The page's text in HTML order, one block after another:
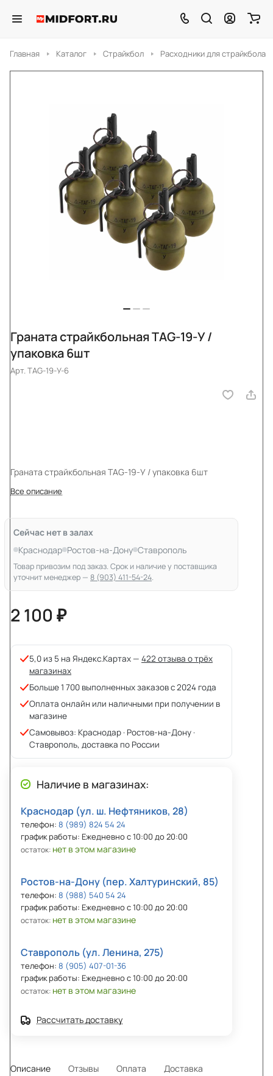
Главная Каталог Страйкбол Расходники для страйкбола
Граната страйкбольная TAG-19-У /
упаковка 6шт
Арт.TAG-19-У-6
Граната страйкбольная TAG-19-У / упаковка 6шт
Все описание
Сейчас нет в залах
Краснодар Ростов-на-Дону Ставрополь
Товар привозим под заказ. Срок и наличие у поставщика
уточнит менеджер — 8 (903) 411-54-24.
2 100 ₽
5,0 из 5 на Яндекс.Картах — 422 отзыва о трёх
магазинах
Больше 1 700 выполненных заказов с 2024 года
Оплата онлайн или наличными при получении в
магазине
Самовывоз: Краснодар · Ростов-на-Дону ·
Ставрополь, доставка по России
Наличие в магазинах:
Краснодар (ул. ш. Нефтяников, 28)
телефон: 8 (989) 824 54 24
график работы: Ежедневно с 10:00 до 20:00
остаток: нет в этом магазине
Ростов-на-Дону (пер. Халтуринский, 85)
телефон: 8 (988) 540 54 24
график работы: Ежедневно с 10:00 до 20:00
остаток: нет в этом магазине
Ставрополь (ул. Ленина, 275)
телефон: 8 (905) 407-01-36
график работы: Ежедневно с 10:00 до 20:00
остаток: нет в этом магазине
Рассчитать доставку
Описание Отзывы Оплата Доставка